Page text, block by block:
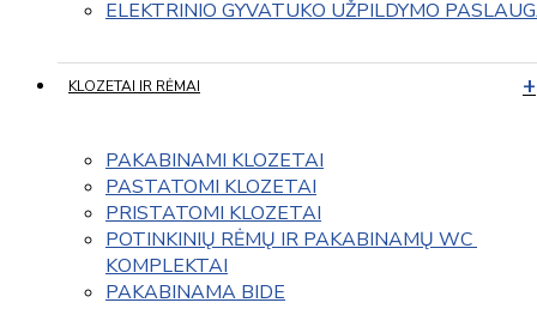
ELEKTRINIO GYVATUKO UŽPILDYMO
KLOZETAI IR RĖMAI
PAKABINAMI KLOZETAI
PASTATOMI KLOZETAI
PRISTATOMI KLOZETAI
POTINKINIŲ RĖMŲ IR PAKABINAMŲ WC
KOMPLEKTAI
PAKABINAMA BIDE